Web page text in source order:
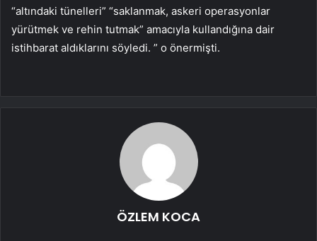
“altındaki tünelleri” “saklanmak, askeri operasyonlar
yürütmek ve rehin tutmak” amacıyla kullandığına dair
istihbarat aldıklarını söyledi. ” o önermişti.
ÖZLEM KOCA